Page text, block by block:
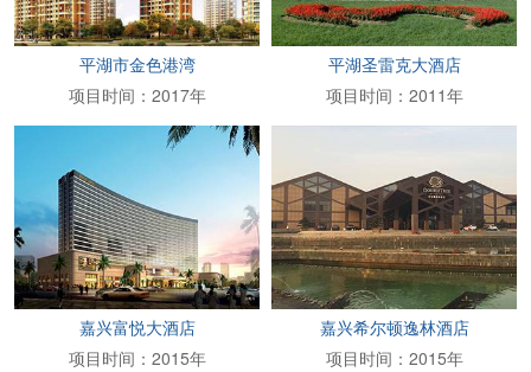
平湖市金色港湾
项目时间：2017年
平湖圣雷克大酒店
项目时间：2011年
嘉兴富悦大酒店
项目时间：2015年
嘉兴希尔顿逸林酒店
项目时间：2015年